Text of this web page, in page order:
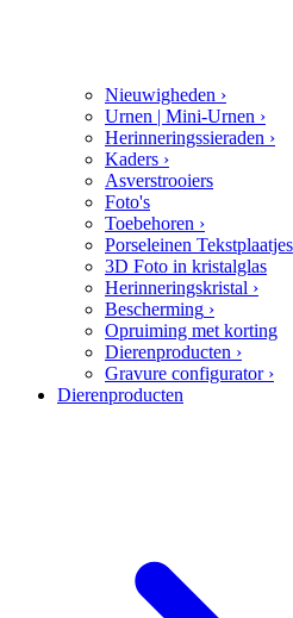
Nieuwigheden ›
Urnen | Mini-Urnen ›
Herinneringssieraden ›
Kaders ›
Asverstrooiers
Foto's
Toebehoren ›
Porseleinen Tekstplaatjes
3D Foto in kristalglas
Herinneringskristal ›
Bescherming ›
Opruiming met korting
Dierenproducten ›
Gravure configurator ›
Dierenproducten